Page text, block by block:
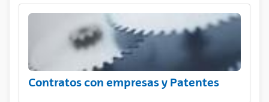
Contratos con empresas y Patentes